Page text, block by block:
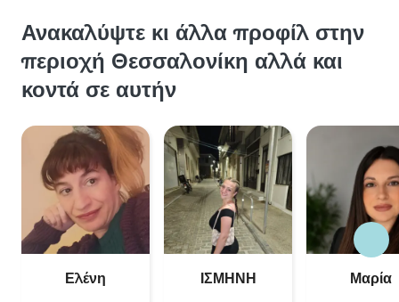
Ανακαλύψτε κι άλλα προφίλ στην
περιοχή Θεσσαλονίκη αλλά και
κοντά σε αυτήν
Ελένη ΙΣΜΗΝΗ Μαρία